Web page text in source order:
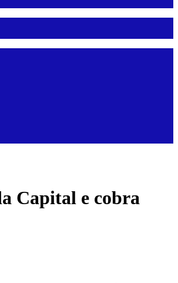
Capital e cobra